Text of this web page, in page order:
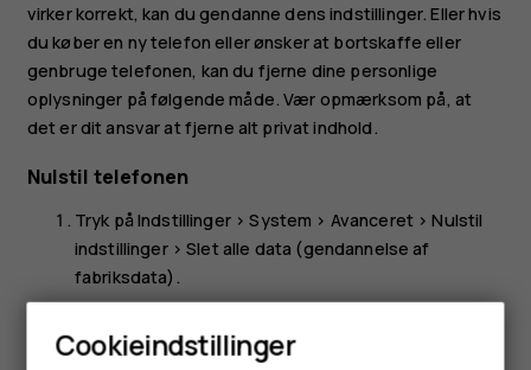
virker korrekt, kan du gendanne dens indstillinger. Eller hvis
du køber en ny telefon eller ønsker at bortskaffe eller
genbruge telefonen, kan du fjerne dine personlige
oplysninger på følgende måde. Vær opmærksom på, at
det er dit ansvar at fjerne alt privat indhold.
Nulstil telefonen
Tryk påIndstillinger>System > Avanceret >Nulstil
indstillinger>Slet alle data (gendannelse af
fabriksdata) .
Cookieindstillinger